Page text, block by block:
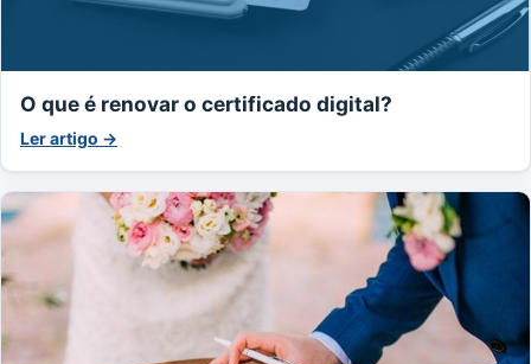
O que é renovar o certificado digital?
Ler artigo →